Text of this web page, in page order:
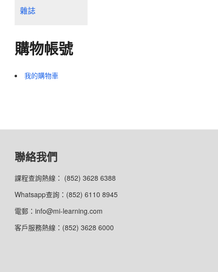
雜誌
購物帳號
我的購物車
聯絡我們
課程查詢熱線： (852) 3628 6388
Whatsapp查詢：(852) 6110 8945
電郵：info@mi-learning.com
客戶服務熱線：(852) 3628 6000